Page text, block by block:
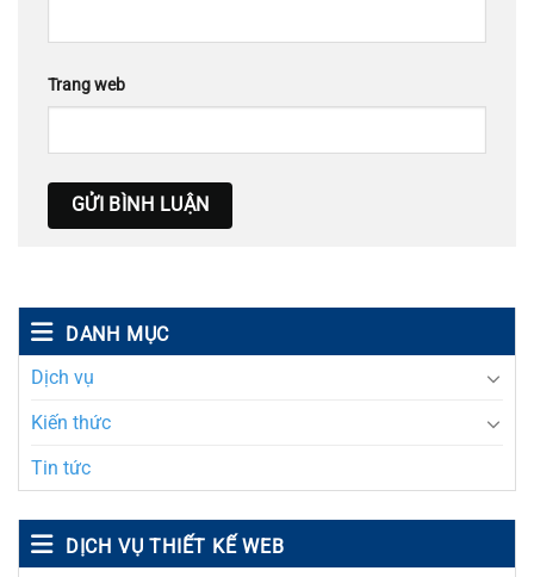
DANH MỤC
Dịch vụ
Kiến thức
Tin tức
DỊCH VỤ THIẾT KẾ WEB
Trang web